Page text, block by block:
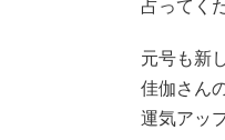
占ってく
元号も新
佳伽さん
運気アッ